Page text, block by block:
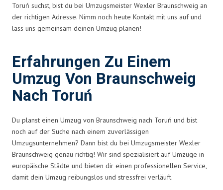
Toruń suchst, bist du bei Umzugsmeister Wexler Braunschweig an
der richtigen Adresse. Nimm noch heute Kontakt mit uns auf und
lass uns gemeinsam deinen Umzug planen!
Erfahrungen Zu Einem
Umzug Von Braunschweig
Nach Toruń
Du planst einen Umzug von Braunschweig nach Toruń und bist
noch auf der Suche nach einem zuverlässigen
Umzugsunternehmen? Dann bist du bei Umzugsmeister Wexler
Braunschweig genau richtig! Wir sind spezialisiert auf Umzüge in
europäische Städte und bieten dir einen professionellen Service,
damit dein Umzug reibungslos und stressfrei verläuft.